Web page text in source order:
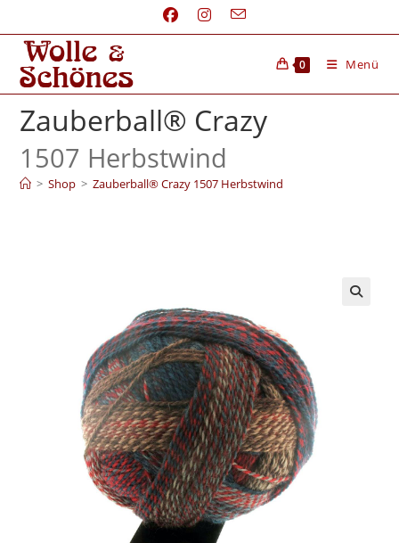
0 Menü
Zauberball® Crazy
1507 Herbstwind
> Shop > Zauberball® Crazy 1507 Herbstwind